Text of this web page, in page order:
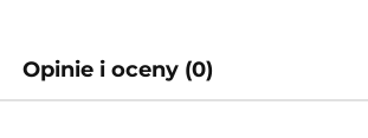
Opinie i oceny (0)